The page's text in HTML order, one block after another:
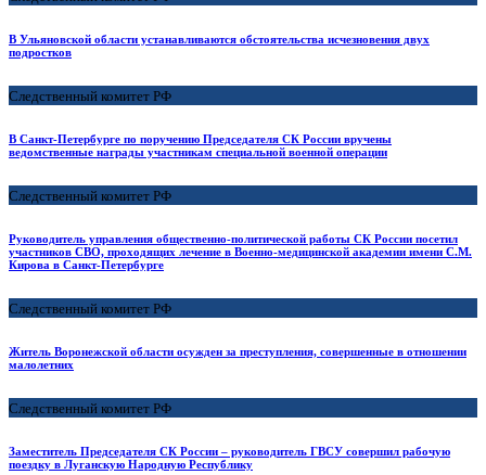
В Ульяновской области устанавливаются обстоятельства исчезновения двух
подростков
Следственный комитет РФ
В Санкт-Петербурге по поручению Председателя СК России вручены
ведомственные награды участникам специальной военной операции
Следственный комитет РФ
Руководитель управления общественно-политической работы СК России посетил
участников СВО, проходящих лечение в Военно-медицинской академии имени С.М.
Кирова в Санкт-Петербурге
Следственный комитет РФ
Житель Воронежской области осужден за преступления, совершенные в отношении
малолетних
Следственный комитет РФ
Заместитель Председателя СК России – руководитель ГВСУ совершил рабочую
поездку в Луганскую Народную Республику